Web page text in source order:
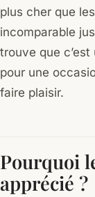
plus cher que
incomparable
trouve que
pour une
faire plaisir.
Pourquoi
apprécié ?